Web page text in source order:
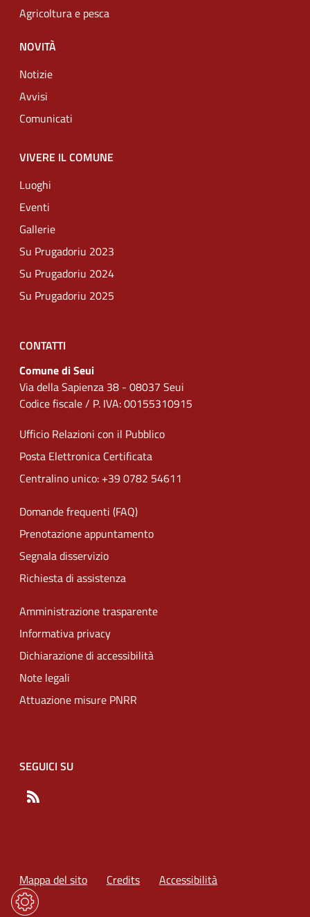
Agricoltura e pesca
NOVITÀ
Notizie
Avvisi
Comunicati
VIVERE IL COMUNE
Luoghi
Eventi
Gallerie
Su Prugadoriu 2023
Su Prugadoriu 2024
Su Prugadoriu 2025
CONTATTI
Comune di Seui
Via della Sapienza 38 - 08037 Seui
Codice fiscale / P. IVA: 00155310915
Ufficio Relazioni con il Pubblico
Posta Elettronica Certificata
Centralino unico: +39 0782 54611
Domande frequenti (FAQ)
Prenotazione appuntamento
Segnala disservizio
Richiesta di assistenza
Amministrazione trasparente
Informativa privacy
Dichiarazione di accessibilità
Note legali
Attuazione misure PNRR
SEGUICI SU
Mappa del sito Credits Accessibilità